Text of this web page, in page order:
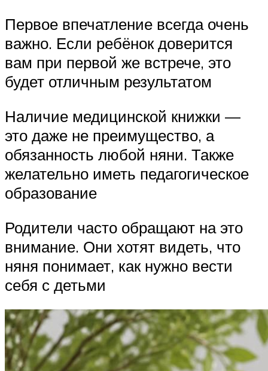
Первое впечатление всегда очень
важно. Если ребёнок доверится
вам при первой же встрече, это
будет отличным результатом
Наличие медицинской книжки —
это даже не преимущество, а
обязанность любой няни. Также
желательно иметь педагогическое
образование
Родители часто обращают на это
внимание. Они хотят видеть, что
няня понимает, как нужно вести
себя с детьми